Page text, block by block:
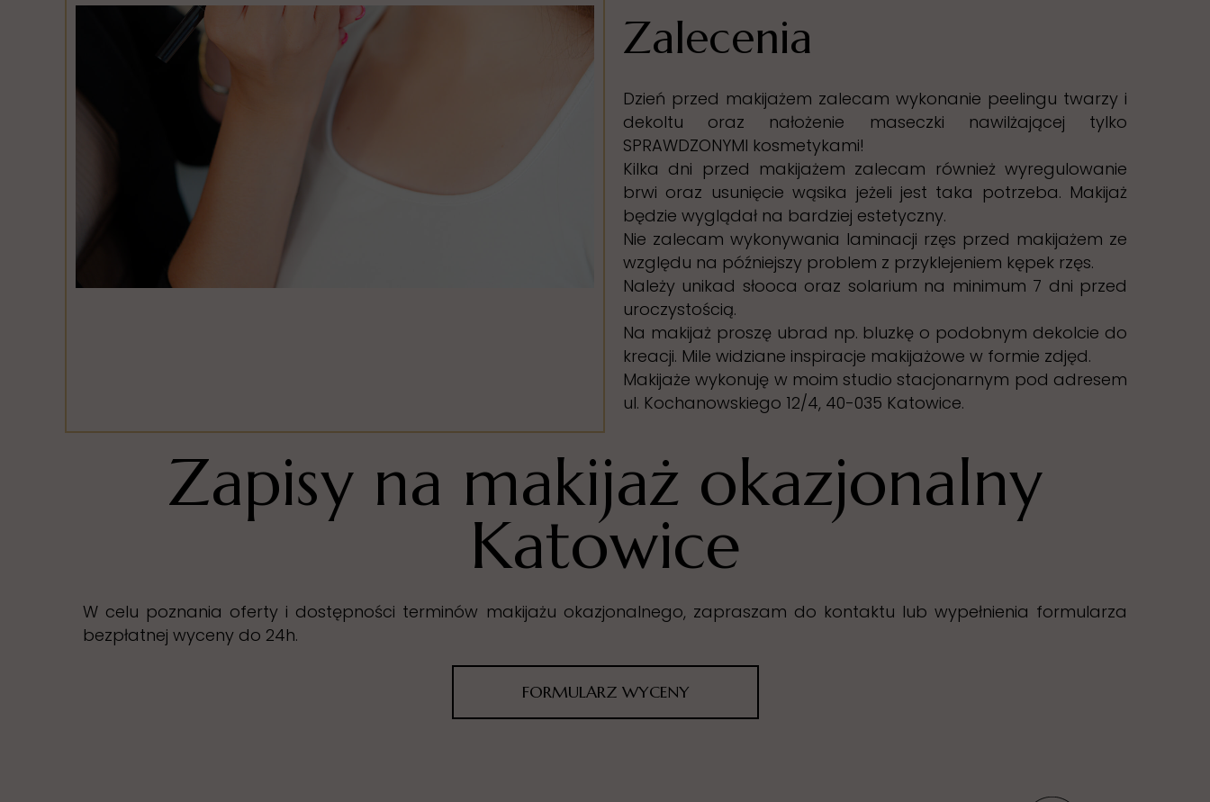
Zalecenia
Dzień przed makijażem zalecam wykonanie peelingu twarzy i
dekoltu oraz nałożenie maseczki nawilżającej tylko
SPRAWDZONYMI kosmetykami!
Kilka dni przed makijażem zalecam również wyregulowanie
brwi oraz usunięcie wąsika jeżeli jest taka potrzeba. Makijaż
będzie wyglądał na bardziej estetyczny.
Nie zalecam wykonywania laminacji rzęs przed makijażem ze
względu na późniejszy problem z przyklejeniem kępek rzęs.
Należy unikad słooca oraz solarium na minimum 7 dni przed
uroczystością.
Na makijaż proszę ubrad np. bluzkę o podobnym dekolcie do
kreacji. Mile widziane inspiracje makijażowe w formie zdjęd.
Makijaże wykonuję w moim studio stacjonarnym pod adresem
ul. Kochanowskiego 12/4, 40-035 Katowice.
FORMULARZ WYCENY
Zapisy na makijaż okazjonalny
Katowice
W celu poznania oferty i dostępności terminów makijażu okazjonalnego, zapraszam do kontaktu lub wypełnienia formularza
bezpłatnej wyceny do 24h.